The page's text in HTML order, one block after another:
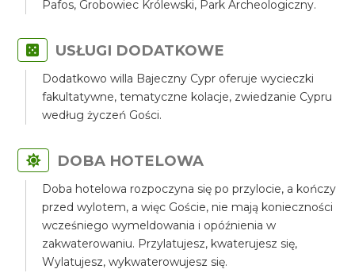
Pafos, Grobowiec Królewski, Park Archeologiczny.
USŁUGI DODATKOWE
Dodatkowo willa Bajeczny Cypr oferuje wycieczki
fakultatywne, tematyczne kolacje, zwiedzanie Cypru
według życzeń Gości.
DOBA HOTELOWA
Doba hotelowa rozpoczyna się po przylocie, a kończy
przed wylotem, a więc Goście, nie mają konieczności
wcześniego wymeldowania i opóźnienia w
zakwaterowaniu. Przylatujesz, kwaterujesz się,
Wylatujesz, wykwaterowujesz się.